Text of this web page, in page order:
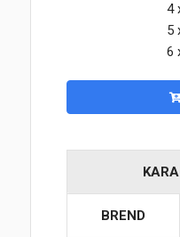
4
5
6
BREND